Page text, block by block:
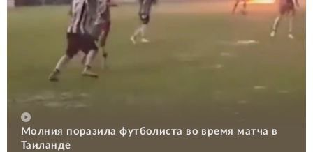
Молния поразила футболиста во время матча в
Таиланде